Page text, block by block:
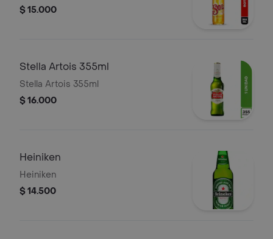
$ 15.000
Stella Artois 355ml
Stella Artois 355ml
$ 16.000
Heiniken
Heiniken
$ 14.500